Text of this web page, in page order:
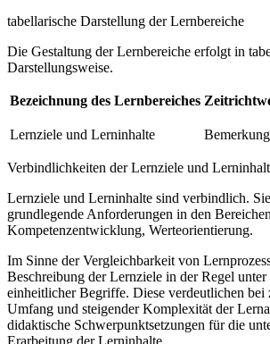
tabellarische Darstellung der Lernbereiche
Die Gestaltung der Lernbereiche erfolgt in
Darstellungsweise.
Bezeichnung des Lernbereiches
Lernziele und Lerninhalte
Verbindlichkeiten der Lernziele und
Lernziele und Lerninhalte sind verbindlich.
grundlegende Anforderungen in den
Kompetenzentwicklung, Werteorientierung.
Im Sinne der Vergleichbarkeit von
Beschreibung der Lernziele in der Regel
einheitlicher Begriffe. Diese verdeutlichen bei
Umfang und steigender Komplexität der
didaktische Schwerpunktsetzungen für die